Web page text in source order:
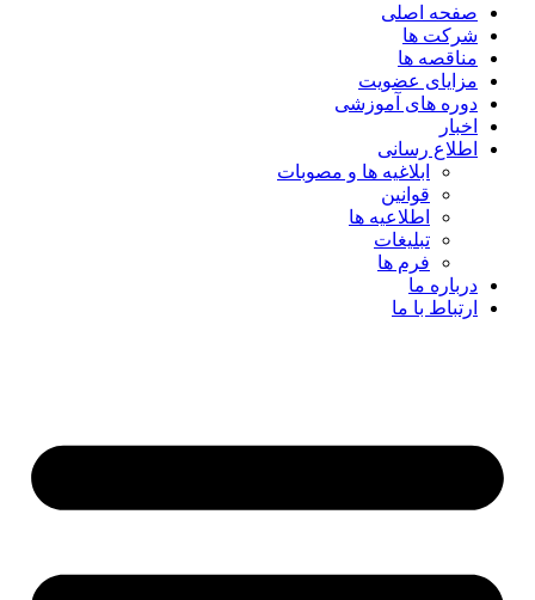
صفحه اصلی
شرکت ها
مناقصه ها
مزایای عضویت
دوره های آموزشی
اخبار
اطلاع رسانی
ابلاغیه ها و مصوبات
قوانین
اطلاعیه ها
تبلیغات
فرم ها
درباره ما
ارتباط با ما